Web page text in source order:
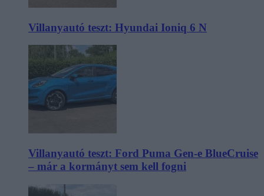
Villanyautó teszt: Hyundai Ioniq 6 N
Villanyautó teszt: Ford Puma Gen-e BlueCruise
– már a kormányt sem kell fogni